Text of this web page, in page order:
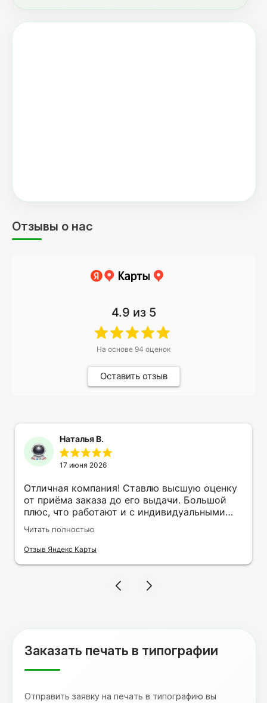
Отзывы о нас
4.9 из 5
На основе 94 оценок
Оставить отзыв
Наталья В.
17 июня 2026
Отличная компания! Ставлю высшую оценку
от приёма заказа до его выдачи. Большой
плюс, что работают и с индивидуальными
заказами. Нелбходимо было нанести принт
на кружку в подарок. Заказ был исполнен
оперативно и ооочень красиво, даже не
терпеливость, отвечала на все мои вопросы.
Читать полностью
Отзыв Яндекс Карты
Заказать печать в типографии
Отправить заявку на печать в типографию вы